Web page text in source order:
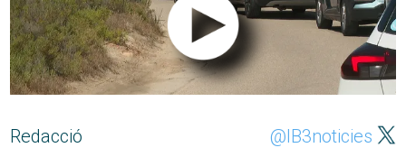
Redacció @IB3noticies